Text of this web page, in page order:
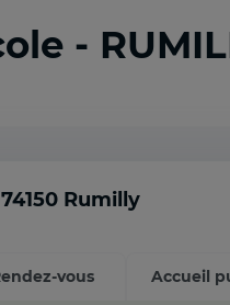
-
74150 Rumilly
vous Accueil